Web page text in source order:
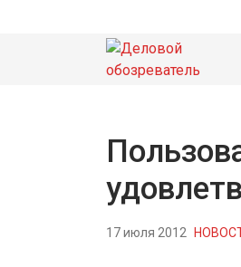
17 июля 2012